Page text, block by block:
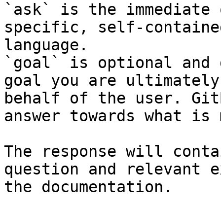
`ask` is the
specific, self-
language.
`goal` is optional and
goal you are
behalf of the user.
answer towards what
The response will
question and relevant
the documentation.